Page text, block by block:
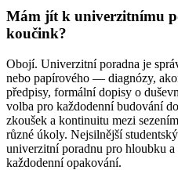
Mám jít k univerzitnímu
koučink?
Obojí. Univerzitní poradna je
nebo papírového — diagnózy,
předpisy, formální dopisy o
volba pro každodenní budování
zkoušek a kontinuitu mezi
různé úkoly. Nejsilnější
univerzitní poradnu pro hloubku
každodenní opakování.